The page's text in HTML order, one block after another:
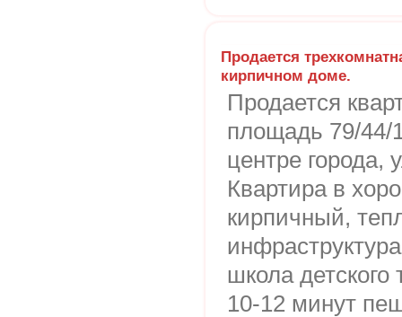
Продается
кирпичном доме.
Продается
площадь 79/44/
центре
Квартира в
кирпичный,
школа детского
10-12 минут